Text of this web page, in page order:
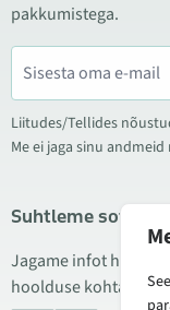
pakkumistega.
Liitudes/Tellides
Me ei jaga sinu
Suhtleme
Jagame infot hea
hoolduse kohta.